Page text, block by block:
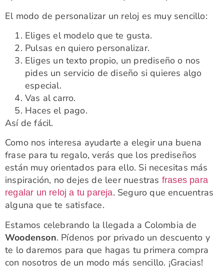
El modo de personalizar un reloj es muy sencillo:
Eliges el modelo que te gusta.
Pulsas en quiero personalizar.
Eliges un texto propio, un prediseño o nos
pides un servicio de diseño si quieres algo
especial.
Vas al carro.
Haces el pago.
Así de fácil.
Como nos interesa ayudarte a elegir una buena
frase para tu regalo, verás que los prediseños
están muy orientados para ello. Si necesitas más
inspiración, no dejes de leer nuestras frases para
regalar un reloj a tu pareja. Seguro que encuentras
alguna que te satisface.
Estamos celebrando la llegada a Colombia de
Woodenson. Pídenos por privado un descuento y
te lo daremos para que hagas tu primera compra
con nosotros de un modo más sencillo. ¡Gracias!